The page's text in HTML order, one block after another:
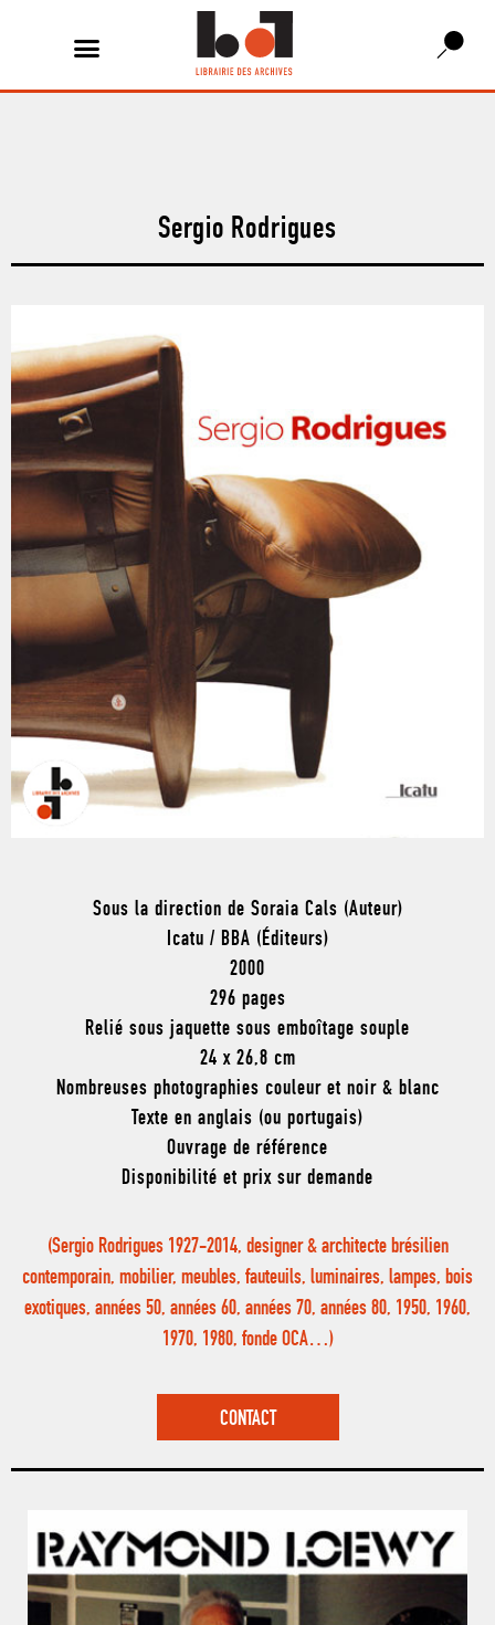
Sergio Rodrigues
Sous la direction de Soraia Cals (Auteur)
Icatu / BBA (Éditeurs)
2000
296 pages
Relié sous jaquette sous emboîtage souple
24 x 26,8 cm
Nombreuses photographies couleur et noir & blanc
Texte en anglais (ou portugais)
Ouvrage de référence
Disponibilité et prix sur demande
(Sergio Rodrigues 1927-2014, designer & architecte brésilien
contemporain, mobilier, meubles, fauteuils, luminaires, lampes, bois
exotiques, années 50, années 60, années 70, années 80, 1950, 1960,
1970, 1980, fonde OCA…)
CONTACT